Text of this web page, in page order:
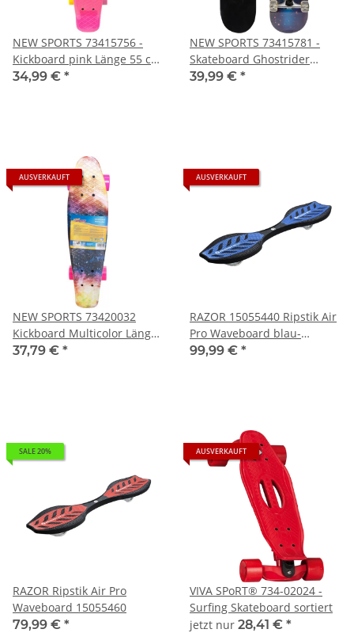
NEW SPORTS 73415756 -
Kickboard pink Länge 55 cm,
ABEC 7
34,99 € *
NEW SPORTS 73415781 -
Skateboard Ghostrider
Länge 79 cm, ABEC 7
39,99 € *
AUSVERKAUFT
NEW SPORTS 73420032
Kickboard Multicolor Länge
55 cm ABEC 7
37,79 € *
AUSVERKAUFT
RAZOR 15055440 Ripstik Air
Pro Waveboard blau-
schwarz
99,99 € *
SALE 20%
RAZOR Ripstik Air Pro
Waveboard 15055460
79,99 € *
AUSVERKAUFT
VIVA SPoRT® 734-02024 -
Surfing Skateboard sortiert
jetzt nur 28,41 € *